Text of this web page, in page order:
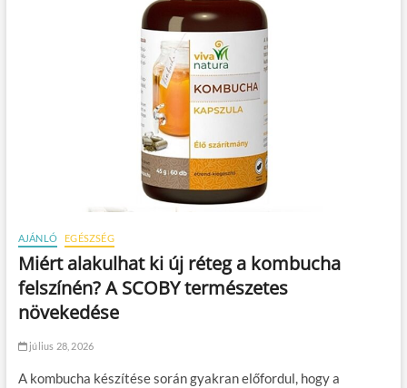
AJÁNLÓ EGÉSZSÉG
Miért alakulhat ki új réteg a kombucha
felszínén? A SCOBY természetes
növekedése
július 28, 2026
A kombucha készítése során gyakran előfordul, hogy a